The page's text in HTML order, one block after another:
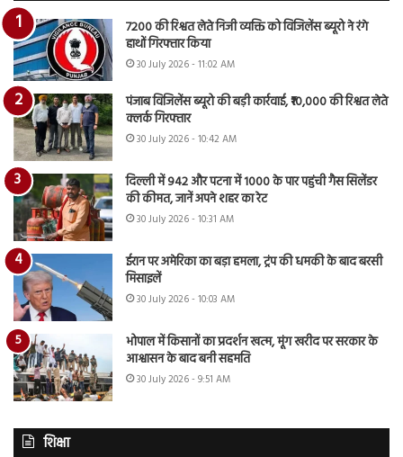
7200 की रिश्वत लेते निजी व्यक्ति को विजिलेंस ब्यूरो ने रंगे
हाथों गिरफ्तार किया
30 July 2026 - 11:02 AM
पंजाब विजिलेंस ब्यूरो की बड़ी कार्रवाई, ₹10,000 की रिश्वत लेते
क्लर्क गिरफ्तार
30 July 2026 - 10:42 AM
दिल्ली में 942 और पटना में 1000 के पार पहुंची गैस सिलेंडर
की कीमत, जानें अपने शहर का रेट
30 July 2026 - 10:31 AM
ईरान पर अमेरिका का बड़ा हमला, ट्रंप की धमकी के बाद बरसी
मिसाइलें
30 July 2026 - 10:03 AM
भोपाल में किसानों का प्रदर्शन खत्म, मूंग खरीद पर सरकार के
आश्वासन के बाद बनी सहमति
30 July 2026 - 9:51 AM
शिक्षा